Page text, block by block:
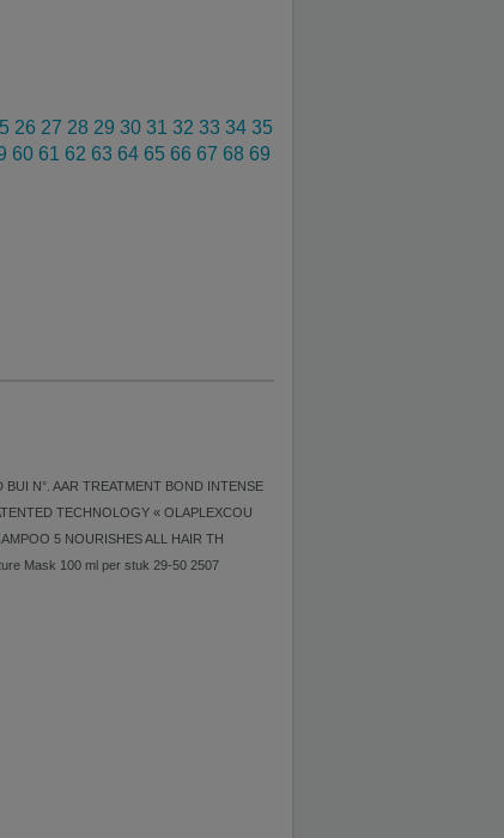
26 27 28 29 30 31 32 33 34 35
60 61 62 63 64 65 66 67 68 69
N°. AAR TREATMENT BOND INTENSE
TECHNOLOGY « OLAPLEXCOU
5 NOURISHES ALL HAIR TH
Mask 100 ml per stuk 29-50 2507